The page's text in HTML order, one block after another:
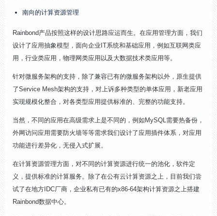
南向的计算资源管理
Rainbond产品按照这样的设计思路应运而生。在应用管理方面，我们
设计了应用抽象模型，面向企业IT系统和基础应用，例如互联网类应
用，行业类应用，物理网类应用以及大数据技术类应用等。
针对微服务架构的支持，除了兼容已有的微服务架构以外，原生提供
了Service Mesh架构的支持，对上诉多种类型的单体应用，新老应用
实现规模化整合，对各类型应用提供标准的、完整的功能支持。
当然，不同的应用在高级需求上是不同的，例如MySQL需要热备份，
外网访问应用需要防火墙等等需求我们设计了应用插件体系，对应用
功能进行差异化，无侵入式扩展。
在计算资源管理方面，对不同的计算资源进行统一的池化，软件定
义，提供标准的计算服务。除了在公有云计算资源之上，目前我们尝
试了在地方IDC厂商，企业私有已有的x86-64架构计算资源之上搭建
Rainbond数据中心。